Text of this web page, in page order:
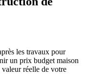
les travaux pour
un prix budget maison
réelle de votre